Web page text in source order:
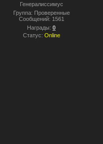
Генералиссимус
Группа: Проверенные
Сообщений: 1561
Награды: 0
Статус: Online